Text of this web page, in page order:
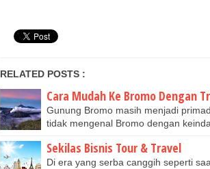
RELATED POSTS :
Cara Mudah Ke Bromo Dengan
Gunung Bromo masih menjadi
tidak mengenal Bromo dengan
Sekilas Bisnis Tour & Travel
Di era yang serba canggih seperti